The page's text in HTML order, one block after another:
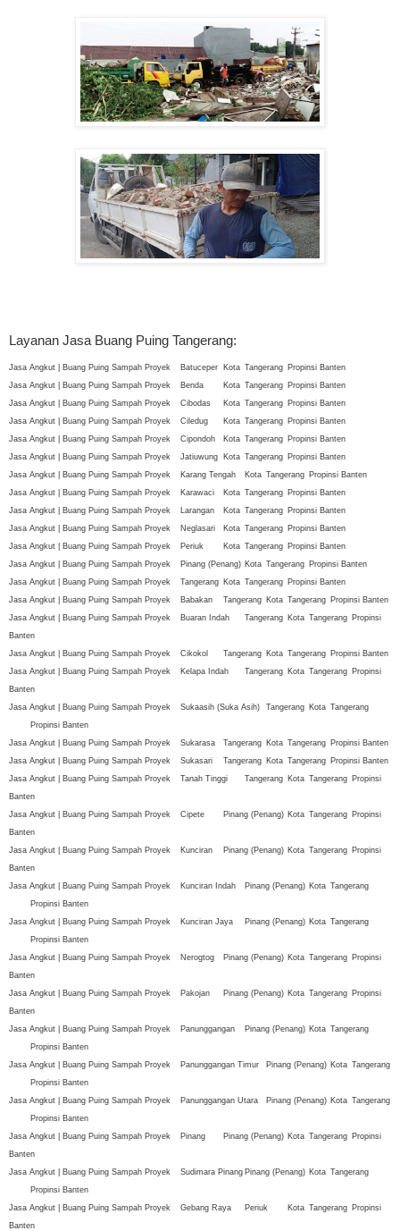
Layanan Jasa Buang Puing Tangerang:
Jasa Angkut | Buang Puing Sampah Proyek Batuceper Kota Tangerang Propinsi Banten
Jasa Angkut | Buang Puing Sampah Proyek
Benda Kota Tangerang Propinsi Banten
Jasa Angkut | Buang Puing Sampah Proyek
Cibodas Kota Tangerang Propinsi Banten
Jasa Angkut | Buang Puing Sampah Proyek
Ciledug Kota Tangerang Propinsi Banten
Jasa Angkut | Buang Puing Sampah Proyek
Cipondoh Kota Tangerang Propinsi Banten
Jasa Angkut | Buang Puing Sampah Proyek
Jatiuwung Kota Tangerang Propinsi Banten
Jasa Angkut | Buang Puing Sampah Proyek
Karang Tengah Kota Tangerang Propinsi Banten
Jasa Angkut | Buang Puing Sampah Proyek
Karawaci Kota Tangerang Propinsi Banten
Jasa Angkut | Buang Puing Sampah Proyek
Larangan Kota Tangerang Propinsi Banten
Jasa Angkut | Buang Puing Sampah Proyek
Neglasari Kota Tangerang Propinsi Banten
Jasa Angkut | Buang Puing Sampah Proyek
Periuk Kota Tangerang Propinsi Banten
Jasa Angkut | Buang Puing Sampah Proyek
Pinang (Penang) Kota Tangerang Propinsi Banten
Jasa Angkut | Buang Puing Sampah Proyek
Tangerang Kota Tangerang Propinsi Banten
Jasa Angkut | Buang Puing Sampah Proyek
Babakan Tangerang Kota Tangerang Propinsi Banten
Jasa Angkut | Buang Puing Sampah Proyek
Buaran Indah Tangerang Kota Tangerang Propinsi
Banten
Jasa Angkut | Buang Puing Sampah Proyek
Cikokol Tangerang Kota Tangerang Propinsi Banten
Jasa Angkut | Buang Puing Sampah Proyek
Kelapa Indah Tangerang Kota Tangerang Propinsi
Banten
Jasa Angkut | Buang Puing Sampah Proyek
Sukaasih (Suka Asih) Tangerang Kota Tangerang
Propinsi Banten
Jasa Angkut | Buang Puing Sampah Proyek
Sukarasa Tangerang Kota Tangerang Propinsi Banten
Jasa Angkut | Buang Puing Sampah Proyek
Sukasari Tangerang Kota Tangerang Propinsi Banten
Jasa Angkut | Buang Puing Sampah Proyek
Tanah Tinggi Tangerang Kota Tangerang Propinsi
Banten
Jasa Angkut | Buang Puing Sampah Proyek
Cipete Pinang (Penang) Kota Tangerang Propinsi
Banten
Jasa Angkut | Buang Puing Sampah Proyek
Kunciran Pinang (Penang) Kota Tangerang Propinsi
Banten
Jasa Angkut | Buang Puing Sampah Proyek
Kunciran Indah Pinang (Penang) Kota Tangerang
Propinsi Banten
Jasa Angkut | Buang Puing Sampah Proyek
Kunciran Jaya Pinang (Penang) Kota Tangerang
Propinsi Banten
Jasa Angkut | Buang Puing Sampah Proyek
Nerogtog Pinang (Penang) Kota Tangerang Propinsi
Banten
Jasa Angkut | Buang Puing Sampah Proyek
Pakojan Pinang (Penang) Kota Tangerang Propinsi
Banten
Jasa Angkut | Buang Puing Sampah Proyek
Panunggangan Pinang (Penang) Kota Tangerang
Propinsi Banten
Jasa Angkut | Buang Puing Sampah Proyek
Panunggangan Timur Pinang (Penang) Kota Tangerang
Propinsi Banten
Jasa Angkut | Buang Puing Sampah Proyek
Panunggangan Utara Pinang (Penang) Kota Tangerang
Propinsi Banten
Jasa Angkut | Buang Puing Sampah Proyek
Pinang Pinang (Penang) Kota Tangerang Propinsi
Banten
Jasa Angkut | Buang Puing Sampah Proyek
Sudimara Pinang Pinang (Penang) Kota Tangerang
Propinsi Banten
Jasa Angkut | Buang Puing Sampah Proyek
Gebang Raya Periuk Kota Tangerang Propinsi
Banten